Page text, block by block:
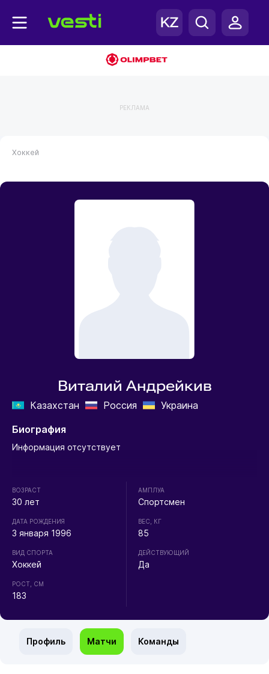
РЕКЛАМА
Хоккей
Виталий Андрейкив
Казахстан Россия
Украина
Биография
Информация отсутствует
ВОЗРАСТ
30 лет
ДАТА РОЖДЕНИЯ
3 января 1996
ВИД СПОРТА
Хоккей
РОСТ, СМ
183
АМПЛУА
Спортсмен
ВЕС, КГ
85
ДЕЙСТВУЮЩИЙ
Да
Профиль Матчи Команды